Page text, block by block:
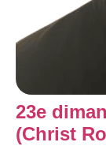
23e
(Christ